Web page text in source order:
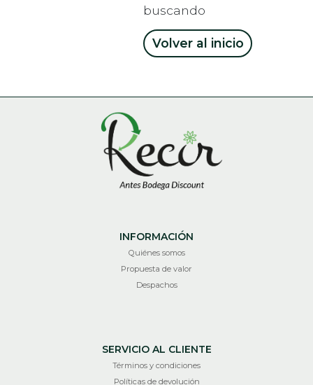
buscando
Volver al inicio
INFORMACIÓN
Quiénes somos
Propuesta de valor
Despachos
SERVICIO AL CLIENTE
Términos y condiciones
Políticas de devolución